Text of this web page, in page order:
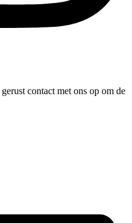
contact met ons op om de